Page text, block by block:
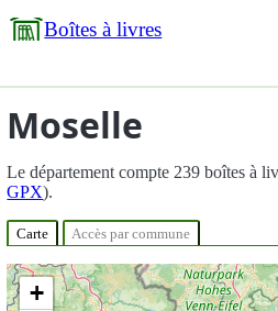
Boîtes à livres
Moselle
Le département compte 239 boîtes à
GPX).
Carte Accès par commune
+